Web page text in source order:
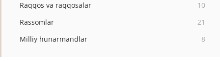
Raqqos va raqqosalar
10
Rassomlar
21
Milliy hunarmandlar
8